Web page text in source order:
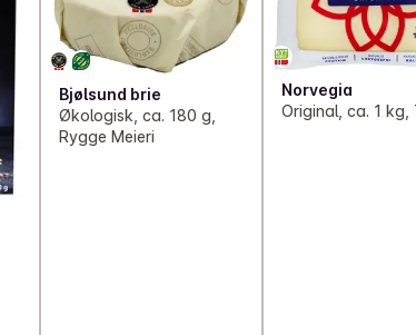
Bjølsund brie
Økologisk, ca. 180 g,
Rygge Meieri
Norvegia
Original, ca. 1 kg,